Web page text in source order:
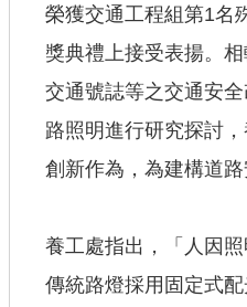
常見問答
桃園市政府
隱私權政策
網站安全政策
榮獲交通工程組第1名
獎典禮上接受表揚。
交通號誌等之交通安
路照明進行研究探討
創新作為，為建構道路
養工處指出，「人因
傳統路燈採用固定式